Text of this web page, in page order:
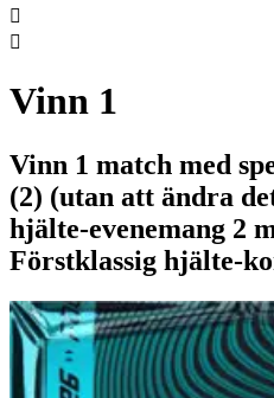


Vinn 1
Vinn 1 match med
(2) (utan att ändra
hjälte-evenemang 2
Förstklassig hjälte-